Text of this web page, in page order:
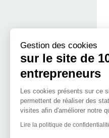
Gestion des cookies
sur le site de
entrepreneurs
Les cookies présents sur ce
permettent de réaliser des
visites afin d'améliorer notre
Lire la politique de